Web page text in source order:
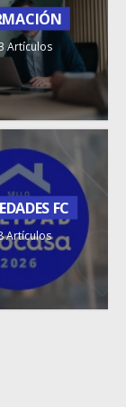
Artículos
FC
Artículos